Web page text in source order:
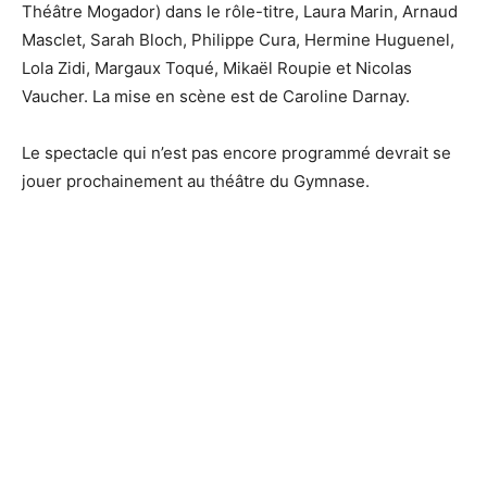
Théâtre Mogador) dans le rôle-titre, Laura Marin, Arnaud
Masclet, Sarah Bloch, Philippe Cura, Hermine Huguenel,
Lola Zidi, Margaux Toqué, Mikaël Roupie et Nicolas
Vaucher. La mise en scène est de Caroline Darnay.
Le spectacle qui n’est pas encore programmé devrait se
jouer prochainement au théâtre du Gymnase.